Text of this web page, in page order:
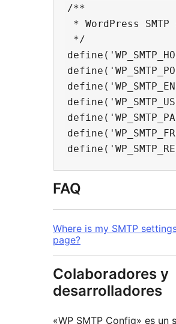
/**
* WordPress
*/
FAQ
Where is my SMTP
page?
Colaboradores y
desarrolladores
«WP SMTP Config» es un